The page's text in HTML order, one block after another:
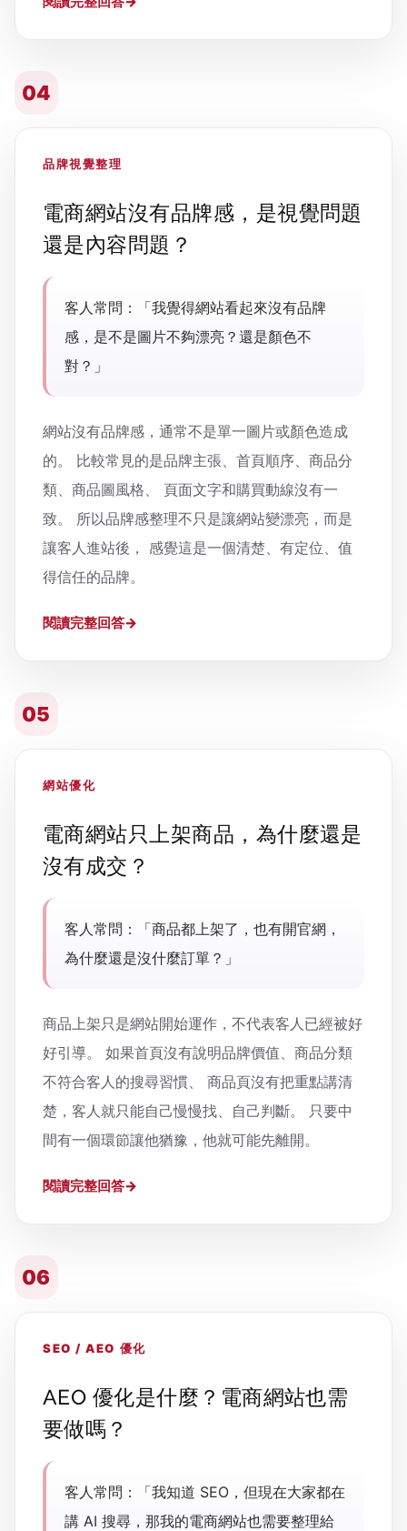
04
品牌視覺整理
電商網站沒有品牌感，是視覺問題
還是內容問題？
客人常問：「我覺得網站看起來沒有品牌
感，是不是圖片不夠漂亮？還是顏色不
對？」
網站沒有品牌感，通常不是單一圖片或顏色造成
的。 比較常見的是品牌主張、首頁順序、商品分
類、商品圖風格、 頁面文字和購買動線沒有一
致。 所以品牌感整理不只是讓網站變漂亮，而是
讓客人進站後， 感覺這是一個清楚、有定位、值
得信任的品牌。
閱讀完整回答
05
網站優化
電商網站只上架商品，為什麼還是
沒有成交？
客人常問：「商品都上架了，也有開官網，
為什麼還是沒什麼訂單？」
商品上架只是網站開始運作，不代表客人已經被好
好引導。 如果首頁沒有說明品牌價值、商品分類
不符合客人的搜尋習慣、 商品頁沒有把重點講清
楚，客人就只能自己慢慢找、自己判斷。 只要中
間有一個環節讓他猶豫，他就可能先離開。
閱讀完整回答
06
SEO / AEO 優化
AEO 優化是什麼？電商網站也需
要做嗎？
客人常問：「我知道 SEO，但現在大家都在
講 AI 搜尋，那我的電商網站也需要整理給